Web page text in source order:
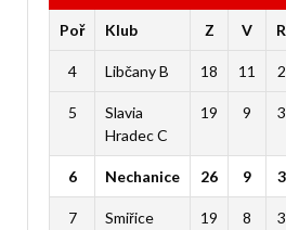
Poř Klub Z V R
4 Libčany B 18 11 2
5
Slavia
Hradec C
19 9 3
6 Nechanice 26 9 3
7 Smiřice 19 8 3